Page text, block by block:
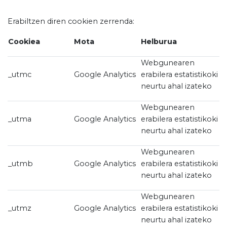
Erabiltzen diren cookien zerrenda:
Cookiea Mota Helburua
_utmc Google Analytics
Webgunearen
erabilera estatistikoki
neurtu ahal izateko
_utma Google Analytics
Webgunearen
erabilera estatistikoki
neurtu ahal izateko
_utmb Google Analytics
Webgunearen
erabilera estatistikoki
neurtu ahal izateko
_utmz Google Analytics
Webgunearen
erabilera estatistikoki
neurtu ahal izateko